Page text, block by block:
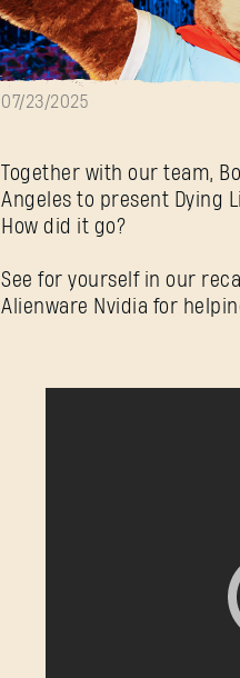
Behind the
07/23/2025
Together with our team,
Angeles to present Dying
How did it go?
See for yourself in our
Alienware Nvidia for